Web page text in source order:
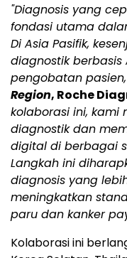
"Diagnosis yang
fondasi utama
Di Asia Pasifik,
diagnostik berbasis
pengobatan
Region, Roche
kolaborasi ini,
diagnostik dan
digital di berbagai
Langkah ini
diagnosis yang
meningkatkan
paru dan kanker
Kolaborasi ini